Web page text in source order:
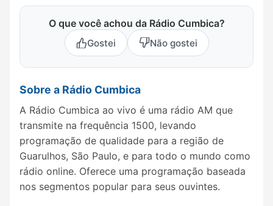
O que você achou da Rádio Cumbica?
Gostei Não gostei
Sobre a Rádio Cumbica
A Rádio Cumbica ao vivo é uma rádio AM que
transmite na frequência 1500, levando
programação de qualidade para a região de
Guarulhos, São Paulo, e para todo o mundo como
rádio online. Oferece uma programação baseada
nos segmentos popular para seus ouvintes.